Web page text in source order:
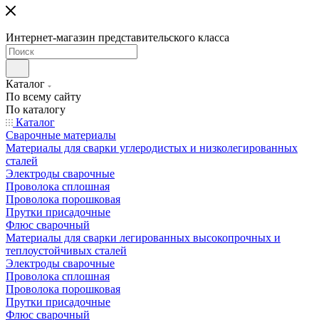
Интернет-магазин представительского класса
Каталог
По всему сайту
По каталогу
Каталог
Сварочные материалы
Материалы для сварки углеродистых и низколегированных
сталей
Электроды сварочные
Проволока сплошная
Проволока порошковая
Прутки присадочные
Флюс сварочный
Материалы для сварки легированных высокопрочных и
теплоустойчивых сталей
Электроды сварочные
Проволока сплошная
Проволока порошковая
Прутки присадочные
Флюс сварочный